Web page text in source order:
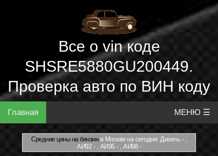
Все о vin коде
SHSRE5880GU200449.
Проверка авто по ВИН коду
Главная МЕНЮ ☰
Средние цены на бензинв Москве на сегодня: Дизель - ,
АИ92 - , АИ95 - , АИ98 -